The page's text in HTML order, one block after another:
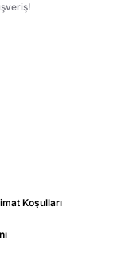
Koşulları